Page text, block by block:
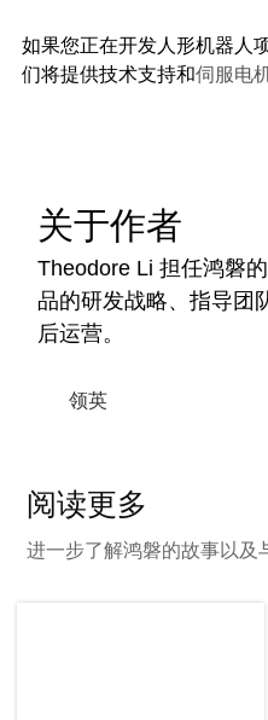
如果您正在开发人形机器人
们将提供技术支持和伺服电
关于作者
Theodore Li 担任鸿磐
品的研发战略、指导团
后运营。
领英
阅读更多
进一步了解鸿磐的故事以及